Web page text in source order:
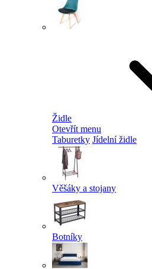
Židle
Otevřít menu
Taburetky Jídelní židle
Věšáky a stojany
Botníky